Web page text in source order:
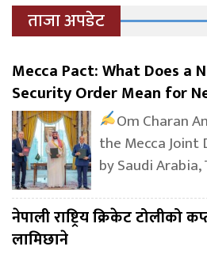
ताजा अपडेट
Mecca Pact: What Does a
Security Order Mean for
Om Charan
the Mecca
by Saudi Arabia,
नेपाली राष्ट्रिय क्रिकेट टोलीको
लामिछाने